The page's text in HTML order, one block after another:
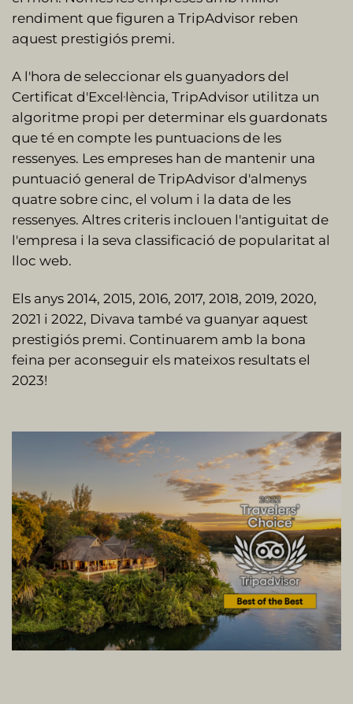
rendiment que figuren a TripAdvisor reben
aquest prestigiós premi.
A l'hora de seleccionar els guanyadors del
Certificat d'Excel·lència, TripAdvisor utilitza un
algoritme propi per determinar els guardonats
que té en compte les puntuacions de les
ressenyes. Les empreses han de mantenir una
puntuació general de TripAdvisor d'almenys
quatre sobre cinc, el volum i la data de les
ressenyes. Altres criteris inclouen l'antiguitat de
l'empresa i la seva classificació de popularitat al
lloc web.
Els anys 2014, 2015, 2016, 2017, 2018, 2019, 2020,
2021 i 2022, Divava també va guanyar aquest
prestigiós premi. Continuarem amb la bona
feina per aconseguir els mateixos resultats el
2023!